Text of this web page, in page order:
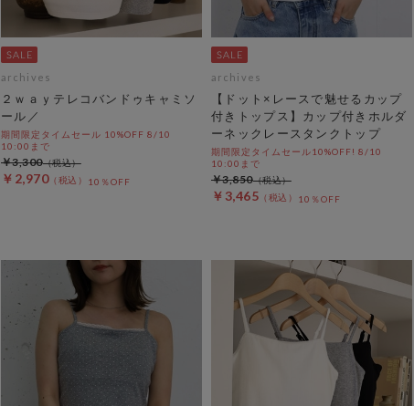
archives
２ｗａｙテレコバンドゥキャミソ
ール／
期間限定タイムセール 10%OFF 8/10
10:00まで
￥2,970 10％OFF
￥3,300
archives
【ドット×レースで魅せるカップ
付きトップス】カップ付きホルダ
ーネックレースタンクトップ
期間限定タイムセール10%OFF! 8/10
10:00まで
￥3,465 10％OFF
￥3,850